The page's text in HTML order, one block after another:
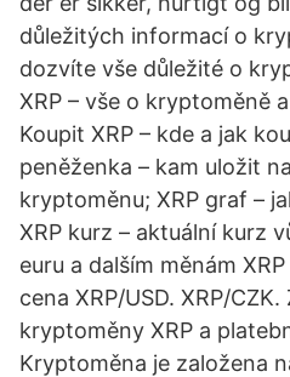
důležitých informací o
dozvíte vše důležité o
XRP – vše o kryptoměně
Koupit XRP – kde a jak
peněženka – kam uložit
kryptoměnu; XRP graf –
XRP kurz – aktuální kurz
euru a dalším měnám
cena XRP/USD. XRP/
kryptoměny XRP a
Kryptoměna je založena